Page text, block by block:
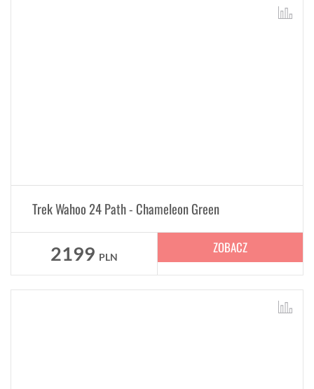
Trek Wahoo 24 Path - Chameleon Green
2199 PLN
ZOBACZ